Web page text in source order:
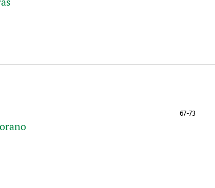
67-73